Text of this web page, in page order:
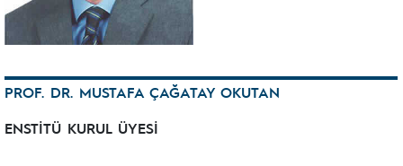
PROF. DR. MUSTAFA ÇAĞATAY OKUTAN
ENSTİTÜ KURUL ÜYESİ